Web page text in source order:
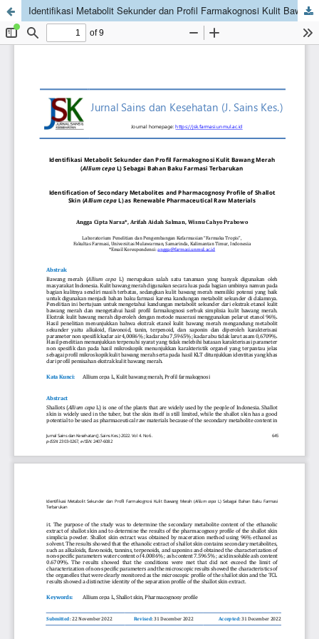
Identifikasi Metabolit Sekunder dan Profil Farmakognosi Kulit Bawang Merah (Allium cepa L) Sebagai Bahan Baku Farmasi Terbarukan